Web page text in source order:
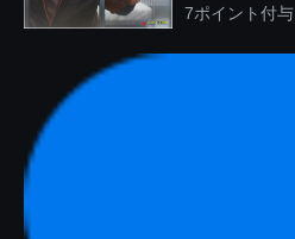
7ポイント付与